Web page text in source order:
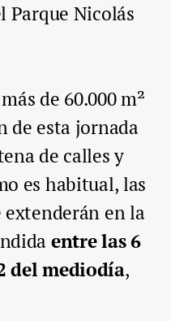
Parque Nicolás
de 60.000 m²
de esta jornada
de calles y
es habitual, las
extenderán en la
entre las 6
del mediodía,